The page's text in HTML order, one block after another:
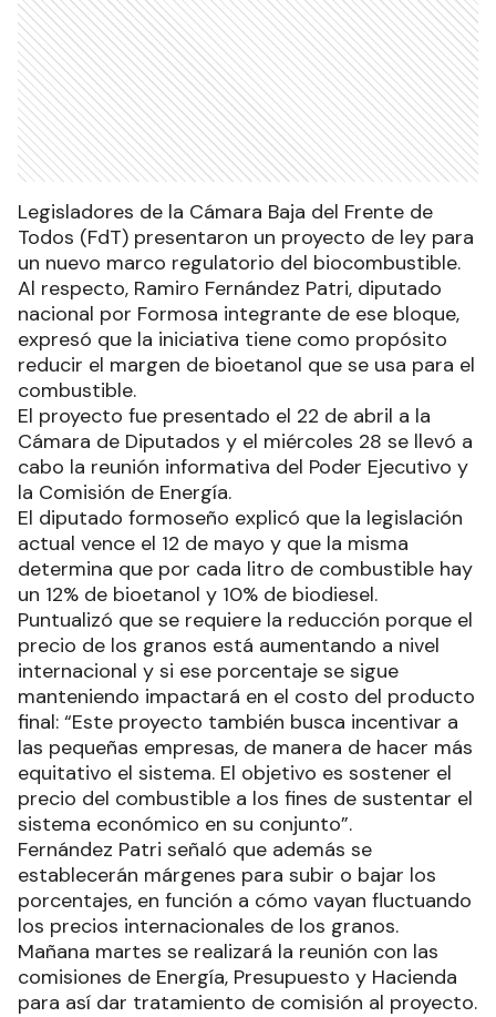
Legisladores de la Cámara Baja del Frente de
Todos (FdT) presentaron un proyecto de ley para
un nuevo marco regulatorio del biocombustible.
Al respecto, Ramiro Fernández Patri, diputado
nacional por Formosa integrante de ese bloque,
expresó que la iniciativa tiene como propósito
reducir el margen de bioetanol que se usa para el
combustible.
El proyecto fue presentado el 22 de abril a la
Cámara de Diputados y el miércoles 28 se llevó a
cabo la reunión informativa del Poder Ejecutivo y
la Comisión de Energía.
El diputado formoseño explicó que la legislación
actual vence el 12 de mayo y que la misma
determina que por cada litro de combustible hay
un 12% de bioetanol y 10% de biodiesel.
Puntualizó que se requiere la reducción porque el
precio de los granos está aumentando a nivel
internacional y si ese porcentaje se sigue
manteniendo impactará en el costo del producto
final: “Este proyecto también busca incentivar a
las pequeñas empresas, de manera de hacer más
equitativo el sistema. El objetivo es sostener el
precio del combustible a los fines de sustentar el
sistema económico en su conjunto”.
Fernández Patri señaló que además se
establecerán márgenes para subir o bajar los
porcentajes, en función a cómo vayan fluctuando
los precios internacionales de los granos.
Mañana martes se realizará la reunión con las
comisiones de Energía, Presupuesto y Hacienda
para así dar tratamiento de comisión al proyecto.